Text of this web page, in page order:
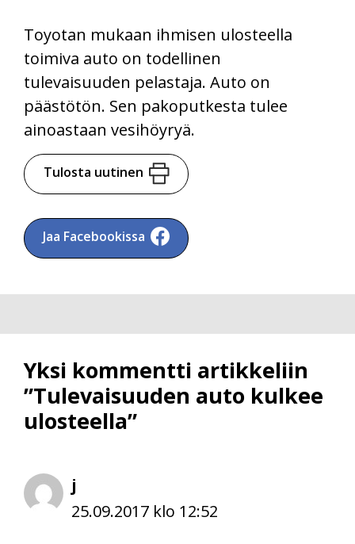
Toyotan mukaan ihmisen ulosteella
toimiva auto on todellinen
tulevaisuuden pelastaja. Auto on
päästötön. Sen pakoputkesta tulee
ainoastaan vesihöyryä.
Tulosta uutinen
Jaa Facebookissa
Yksi kommentti artikkeliin
”Tulevaisuuden auto kulkee
ulosteella”
j
25.09.2017 klo 12:52